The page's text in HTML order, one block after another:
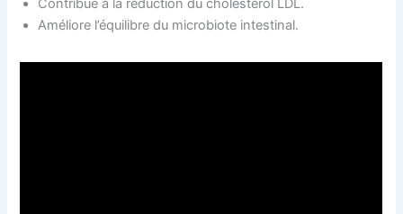
Contribue à la réduction du cholestérol LDL.
Améliore l’équilibre du microbiote intestinal.